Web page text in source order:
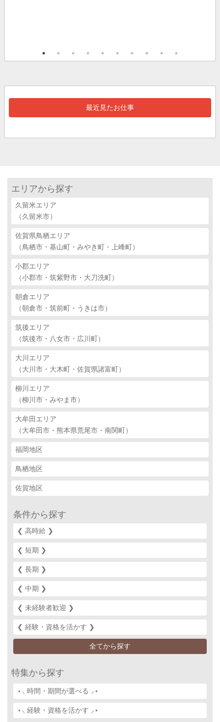
エリアから探す
久留米エリア
（久留米市）
佐賀県鳥栖エリア
（鳥栖市・基山町・みやき町・上峰町）
小郡エリア
（小郡市・筑紫野市・大刀洗町）
朝倉エリア
（朝倉市・筑前町・うきは市）
筑後エリア
（筑後市・八女市・広川町）
大川エリア
（大川市・大木町・佐賀県諸富町）
柳川エリア
（柳川市・みやま市）
大牟田エリア
（大牟田市・熊本県荒尾市・南関町）
福岡地区
鳥栖地区
佐賀地区
条件から探す
❮ 高時給 ❯‎
❮ 短期 ❯‎
❮ 長期 ❯‎
❮ 中期 ❯‎
❮ 未経験者歓迎 ❯‎
❮ 経験・資格を活かす ❯‎
全てから探す
特集から探す
⋆⸜ 時間・期間が選べる ⸝⋆
⋆⸜ 経験・資格を活かす ⸝⋆
最近見たお仕事